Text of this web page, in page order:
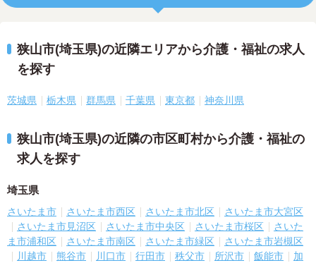
狭山市(埼玉県)の近隣エリアから介護・福祉の求人
を探す
茨城県 栃木県 群馬県 千葉県 東京都 神奈川県
狭山市(埼玉県)の近隣の市区町村から介護・福祉の
求人を探す
埼玉県
さいたま市 さいたま市西区 さいたま市北区
さいたま市大宮区
さいたま市見沼区
さいたま市中央区 さいたま市桜区
さいた
ま市浦和区
さいたま市南区 さいたま市緑区
さいたま市岩槻区
川越市
熊谷市 川口市 行田市 秩父市 所沢市 飯能市
加